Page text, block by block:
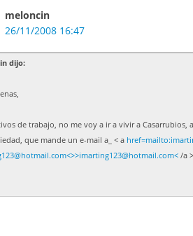
meloncin
26/11/2008 16:47
dijo:
de trabajo, no me voy a ir a vivir a
que mande un e-mail a_ < a
/a >